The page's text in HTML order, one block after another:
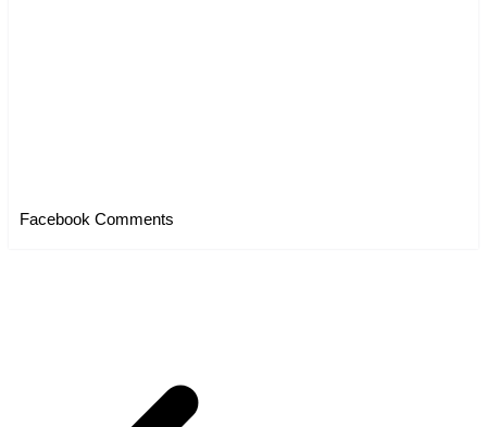
Facebook Comments